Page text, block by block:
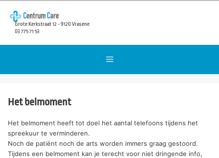
contentGrote Kerkstraat 12 - 9120 Vrasene
03 775 71 53
Menu
Het belmoment
Het belmoment heeft tot doel het aantal telefoons tijdens het
spreekuur te verminderen.
Noch de patiënt noch de arts worden immers graag gestoord.
Tijdens een belmoment kan je terecht voor niet dringende info,